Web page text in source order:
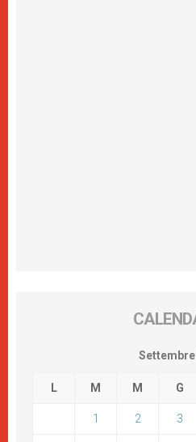
Settembre
L M M G
1 2 3